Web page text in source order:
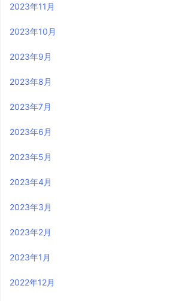
2023年11月
2023年10月
2023年9月
2023年8月
2023年7月
2023年6月
2023年5月
2023年4月
2023年3月
2023年2月
2023年1月
2022年12月